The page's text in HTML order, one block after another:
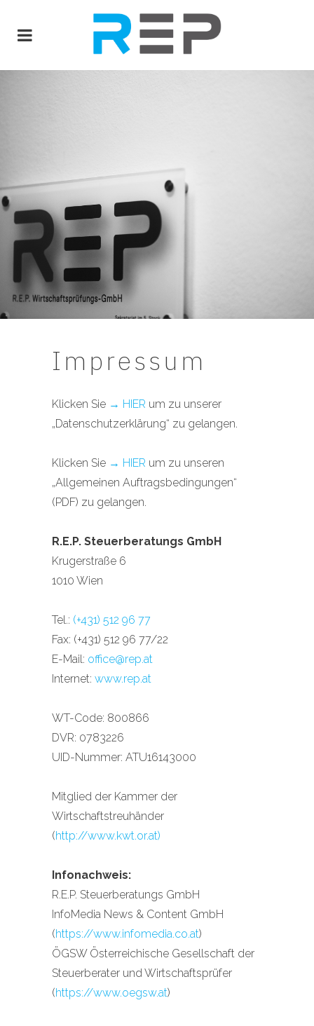
Impressum
Klicken Sie → HIER um zu unserer
„Datenschutzerklärung“ zu gelangen.
Klicken Sie → HIER um zu unseren
„Allgemeinen Auftragsbedingungen“
(PDF) zu gelangen.
R.E.P. Steuerberatungs GmbH
Krugerstraße 6
1010 Wien
Tel.: (+431) 512 96 77
Fax: (+431) 512 96 77/22
E-Mail: office@rep.at
Internet: www.rep.at
WT-Code: 800866
DVR: 0783226
UID-Nummer: ATU16143000
Mitglied der Kammer der
Wirtschaftstreuhänder
(http://www.kwt.or.at)
Infonachweis:
R.E.P. Steuerberatungs GmbH
InfoMedia News & Content GmbH
(https://www.infomedia.co.at)
ÖGSW Österreichische Gesellschaft der
Steuerberater und Wirtschaftsprüfer
(https://www.oegsw.at)